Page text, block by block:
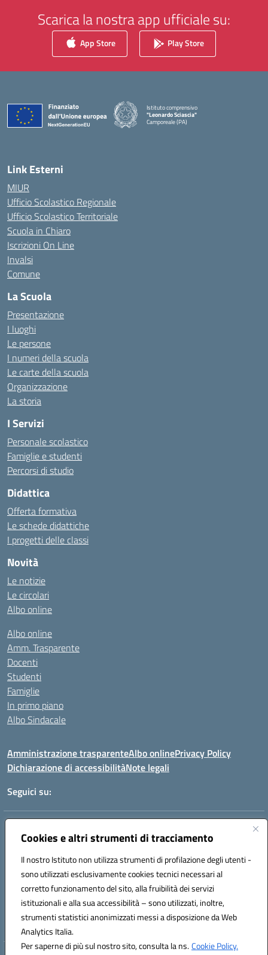
Cookies e altri strumenti di tracciamento
Il nostro Istituto non utilizza strumenti di profilazione degli utenti -
sono utilizzati esclusivamente cookies tecnici necessari al
corretto funzionamento del sito, alla fruibilità dei servizi
istituzionali e alla sua accessibilità – sono utilizzati, inoltre,
strumenti statistici anonimizzati messi a disposizione da Web
Analytics Italia.
Per saperne di più sul nostro sito, consulta la ns.Cookie Policy.
Scarica la nostra app ufficiale su:
App Store Play Store
Istituto comprensivo
"Leonardo Sciascia"
Camporeale (PA)
— Visita la pagina iniziale della scuola
Link Esterni
MIUR
Ufficio Scolastico Regionale
Ufficio Scolastico Territoriale
Scuola in Chiaro
Iscrizioni On Line
Invalsi
Comune
La Scuola
Presentazione
I luoghi
Le persone
I numeri della scuola
Le carte della scuola
Organizzazione
La storia
I Servizi
Personale scolastico
Famiglie e studenti
Percorsi di studio
Didattica
Offerta formativa
Le schede didattiche
I progetti delle classi
Novità
Le notizie
Le circolari
Albo online
Albo online
Amm. Trasparente
Docenti
Studenti
Famiglie
In primo piano
Albo Sindacale
Amministrazione trasparenteAlbo onlinePrivacy Policy
Dichiarazione di accessibilitàNote legali
Seguici su:
Centralino:0924581501 (provvisorio)
Email:
paic840008@istruzione.it
Posta elettronica certificata (PEC):paic840008@pec.istruzione.it
Codice fiscale: 80048770822
Codice meccanografico:PAIC840008
Codice unico di fatturazione (CUF): UFHJ80